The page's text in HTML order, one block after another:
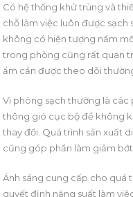
Có hệ thống khử trùng và
chỗ làm việc luôn được sạch
không có hiện tượng nấm
trong phòng cũng rất quan
ẩm cần được theo dõi
Vì phòng sạch thường là
thông gió cục bộ để không
thay đổi. Quá trình sản xuất
cũng góp phần làm giảm
Ánh sáng cung cấp cho quá
quyết định năng suất làm